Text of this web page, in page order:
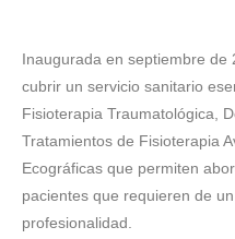
Inaugurada en septiembre
cubrir un servicio sanitario
Fisioterapia Traumatológica,
Tratamientos de Fisioterapia
Ecográficas que permiten
pacientes que requieren de
profesionalidad.